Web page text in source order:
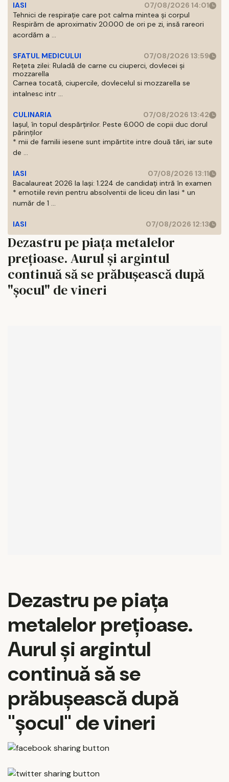
IASI
07/08/2026 14:01
Tehnici de respirație care pot calma mintea și corpul
Respirăm de aproximativ 20.000 de ori pe zi, insă rareori
acordăm a ...
SFATUL MEDICULUI
07/08/2026 13:59
Rețeta zilei: Ruladă de carne cu ciuperci, dovlecei și
mozzarella
Carnea tocată, ciupercile, dovlecelul si mozzarella se
intalnesc intr ...
CULINARIA
07/08/2026 13:42
Iașul, în topul despărțirilor. Peste 6.000 de copii duc dorul
părinților
* mii de familii iesene sunt impărtite intre două tări, iar sute
de ...
IASI
07/08/2026 13:11
Bacalaureat 2026 la Iași: 1.224 de candidați intră în examen
* emotiile revin pentru absolventii de liceu din Iasi * un
număr de 1 ...
IASI 07/08/2026 12:13
Dezastru pe piața metalelor
prețioase. Aurul și argintul
continuă să se prăbușească după
"șocul" de vineri
Dezastru pe piața
metalelor prețioase.
Aurul și argintul
continuă să se
prăbușească după
"șocul" de vineri